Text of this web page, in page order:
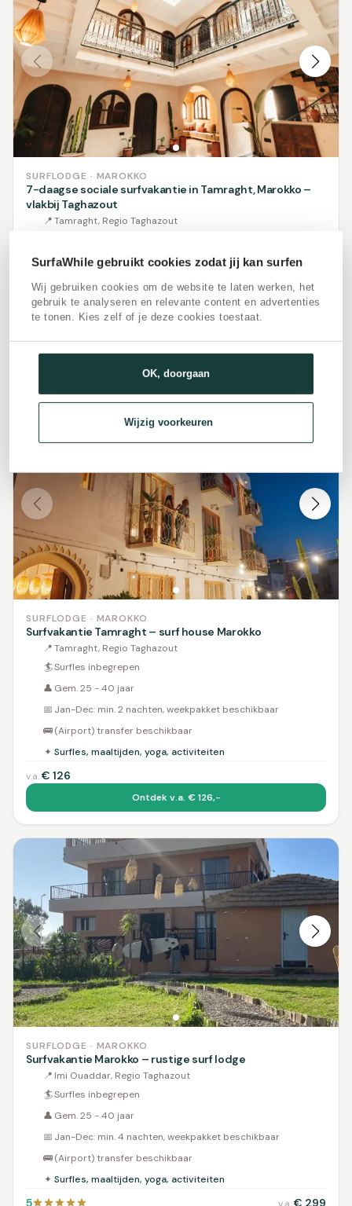
SurfaWhile gebruikt cookies zodat jij kan surfen
Wij gebruiken cookies om de website te laten werken, het
gebruik te analyseren en relevante content en advertenties
te tonen. Kies zelf of je deze cookies toestaat.
OK, doorgaan
Wijzig voorkeuren
SURFLODGE · MAROKKO
7-daagse sociale surfvakantie in Tamraght, Marokko –
vlakbij Taghazout
📍Tamraght, Regio Taghazout
👤Gem. 20 - 30 jaar
📅
Feb-Dec: min. 5 nachten, weekpakket beschikbaar
🚌(Airport) transfer beschikbaar
✦Surfles, maaltijden, yoga, zwembad
Ontdek v.a. € 210,-
SURFLODGE · MAROKKO
Surfvakantie Tamraght – surf house Marokko
📍Tamraght, Regio Taghazout
🏄Surfles inbegrepen
👤 Gem. 25 - 40 jaar
📅 Jan-Dec: min. 2 nachten, weekpakket beschikbaar
🚌(Airport) transfer beschikbaar
✦ Surfles, maaltijden, yoga, activiteiten
v.a.€ 126
Ontdek v.a. € 126,-
SURFLODGE · MAROKKO
Surfvakantie Marokko – rustige surf lodge
📍 Imi Ouaddar, Regio Taghazout
🏄Surfles inbegrepen
👤 Gem. 25 - 40 jaar
📅 Jan-Dec: min. 4 nachten, weekpakket beschikbaar
🚌(Airport) transfer beschikbaar
✦ Surfles, maaltijden, yoga, activiteiten
5 € 299